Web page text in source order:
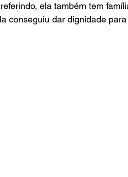
ela também tem
conseguiu dar dignidade para